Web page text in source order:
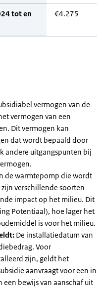
tot en
€4.275
vermogen van de
vermogen van een
Dit vermogen kan
dat wordt bepaald door
andere uitgangspunten bij
de warmtepomp die wordt
verschillende soorten
impact op het milieu. Dit
Potentiaal), hoe lager het
is voor het milieu.
De installatiedatum van
Voor
zijn, geldt het
aanvraagt voor een in
bewijs van aanschaf uit